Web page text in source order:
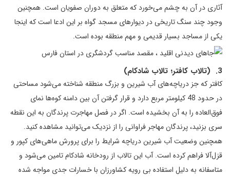
آثاری در آن به چشم می‌خورد که متعلق به دوران صفویان است. همچنین
وجود چند سنگ تاریخی در دیوارهای مسجد گواه بر این ادعا است که اینجا
یکی از مساجد بسیار قدیمی و مهم منطقه بوده است.
3. (تالاب کافتر؛ تالاب شادکام)
کافتر که جز دریاچه‌های آب شیرین و بزرگ منطقه شناخته می‌شود مساحتی
در حدود 48 کیلومتر مربع دارد و قرار گرفتن آن بین دامنه کوه‌ها نمای
فوق‌العاده را به آن بخشیده است. اگر در فصل مهاجرت پرندگان به این نقطه
سری بزنید، پرندگان مهاجر فراوانی را از نزدیک می‌توانید مشاهده کنید.
همچنین وضعیت آب شیرین دریاچه شرایط را برای پرورش ماهی‌های کپور و
قزل‌آلا فراهم کرده است. آب این تالاب از رودخانه شادکام تامین می‌شود و
متاسفانه به دلیل استفاده بی رویه کشاورزان با خسارات جدی مواجه شده